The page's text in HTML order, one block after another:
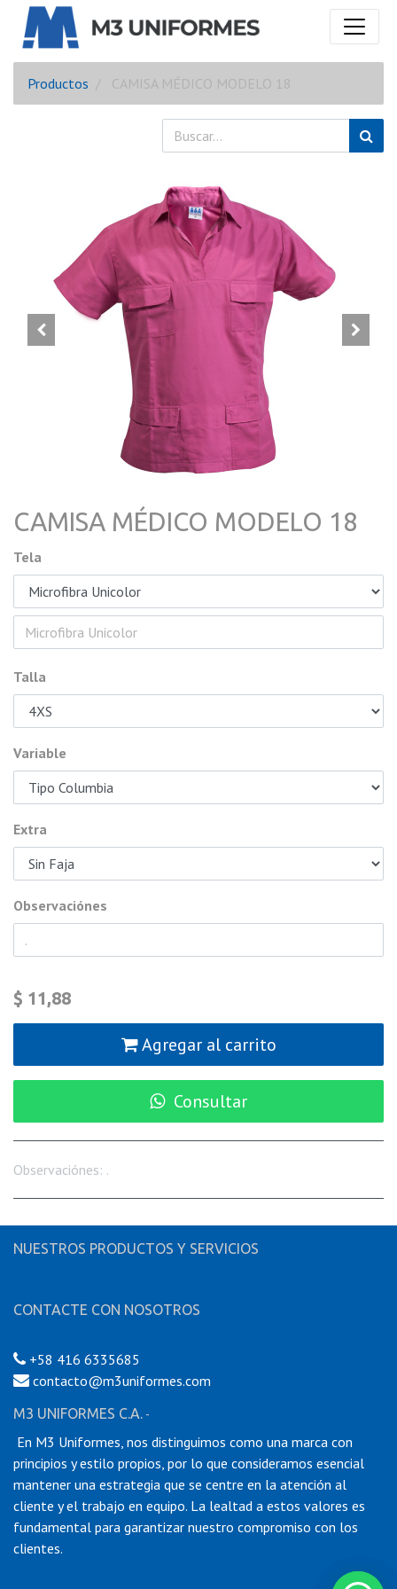
Productos CAMISA MÉDICO MODELO 18
CAMISA MÉDICO MODELO 18
Tela
Talla
Variable
Extra
Observaciónes
$ 11,88
Agregar al carrito
Consultar
Observaciónes: .
NUESTROS PRODUCTOS Y SERVICIOS
CONTACTE CON NOSOTROS
+58 416 6335685
contacto@m3uniformes.com
M3 UNIFORMES C.A. -
En M3 Uniformes, nos distinguimos como una marca con
principios y estilo propios, por lo que consideramos esencial
mantener una estrategia que se centre en la atención al
cliente y el trabajo en equipo. La lealtad a estos valores es
fundamental para garantizar nuestro compromiso con los
clientes.